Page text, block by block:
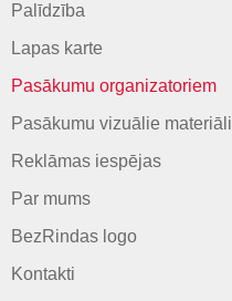
Palīdzība
Lapas karte
Pasākumu organizatoriem
Pasākumu vizuālie materiāli
Reklāmas iespējas
Par mums
BezRindas logo
Kontakti